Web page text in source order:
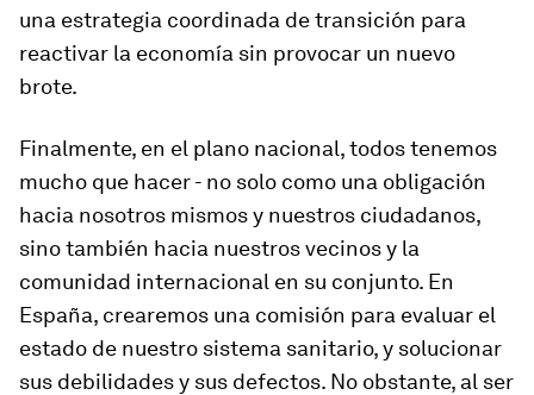
una estrategia coordinada de transición para
reactivar la economía sin provocar un nuevo
brote.
Finalmente, en el plano nacional, todos tenemos
mucho que hacer - no solo como una obligación
hacia nosotros mismos y nuestros ciudadanos,
sino también hacia nuestros vecinos y la
comunidad internacional en su conjunto. En
España, crearemos una comisión para evaluar el
estado de nuestro sistema sanitario, y solucionar
sus debilidades y sus defectos. No obstante, al ser